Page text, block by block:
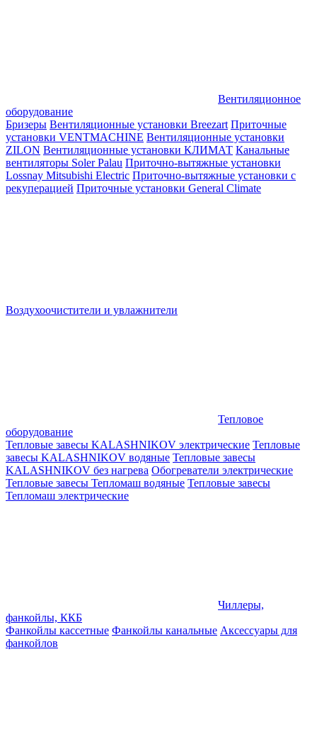
Вентиляционное
оборудование
Бризеры Вентиляционные установки Breezart Приточные
установки VENTMACHINE Вентиляционные установки
ZILON Вентиляционные установки КЛИМАТ Канальные
вентиляторы Soler Palau Приточно-вытяжные установки
Lossnay Mitsubishi Electric Приточно-вытяжные установки с
рекуперацией Приточные установки General Climate
Воздухоочистители и увлажнители
Тепловое
оборудование
Тепловые завесы KALASHNIKOV электрические Тепловые
завесы KALASHNIKOV водяные Тепловые завесы
KALASHNIKOV без нагрева Обогреватели электрические
Тепловые завесы Тепломаш водяные Тепловые завесы
Тепломаш электрические
Чиллеры,
фанкойлы, ККБ
Фанкойлы кассетные Фанкойлы канальные Аксессуары для
фанкойлов